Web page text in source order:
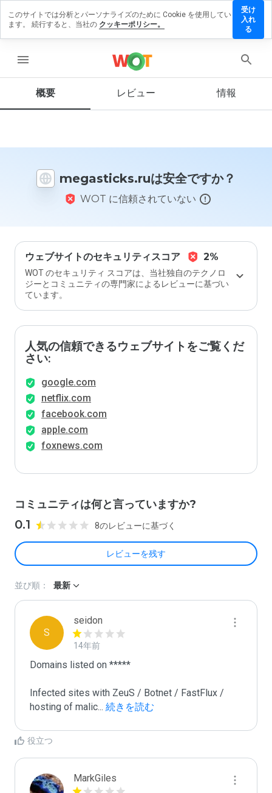
menu
概要 レビュー 情報
megasticks.ruは安全ですか？
WOT に信頼されていない
ウェブサイトのセキュリティスコア 2%
WOT のセキュリティ スコアは、当社独自のテクノロ
ジーとコミュニティの専門家によるレビューに基づい
ています。
人気の信頼できるウェブサイトをご覧くだ
さい:
google.com
netflix.com
facebook.com
apple.com
foxnews.com
コミュニティは何と言っていますか?
0.1 8のレビューに基づく
レビューを残す
ビューを
この
イト
価し
ます
か？
並び順： 最新
S
seidon
14年前
Domains listed on *****
Infected sites with ZeuS / Botnet / FastFlux /
hosting of malic... 続きを読む
役立つ
MarkGiles
このサイトでは分析とパーソナライズのために Cookie を使用してい
ます。 続行すると、当社の クッキーポリシー。
受け
入れ
る